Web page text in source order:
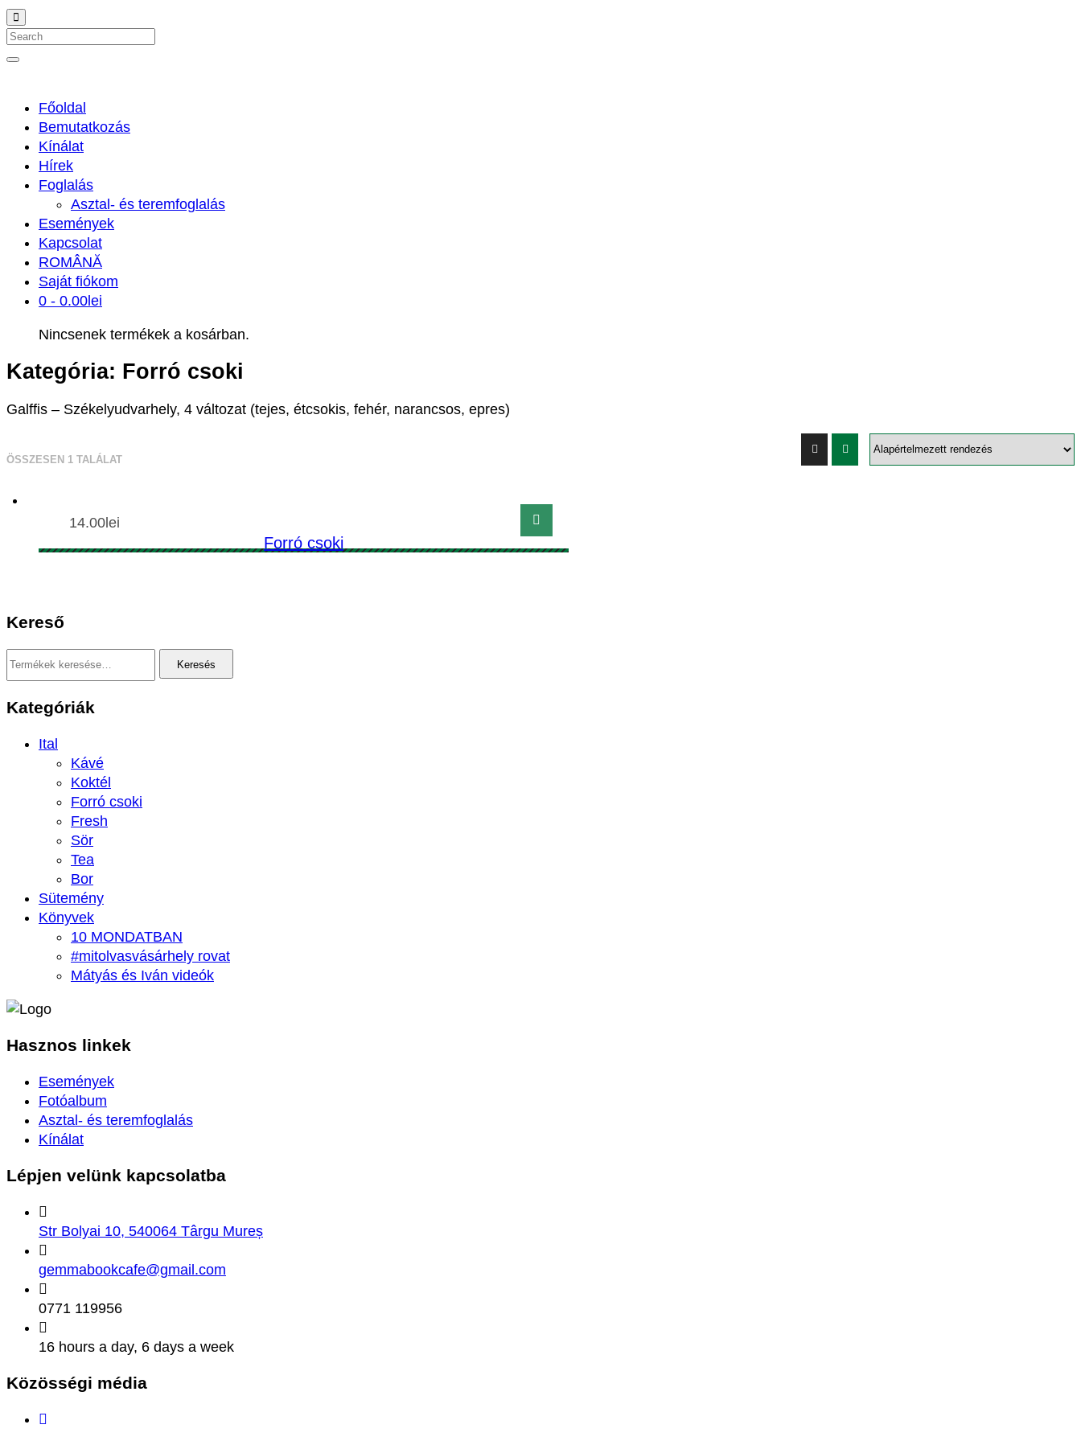
Search
Főoldal
Bemutatkozás
Kínálat
Hírek
Foglalás
Asztal- és teremfoglalás
Események
Kapcsolat
ROMÂNĂ
Saját fiókom
0 - 0.00 lei
Nincsenek termékek a kosárban.
Kategória: Forró csoki
Galffis – Székelyudvarhely, 4 változat (tejes, étcsokis, fehér, narancsos, epres)
ÖSSZESEN 1 TALÁLAT
Forró csoki
14.00lei
Kereső
Keresés
a
Keresés
Kategóriák
Ital
Kávé
Koktél
Forró csoki
Fresh
Sör
Tea
Bor
Sütemény
Könyvek
10 MONDATBAN
#mitolvasvásárhely rovat
Mátyás és Iván videók
Hasznos linkek
Események
Fotóalbum
Asztal- és teremfoglalás
Kínálat
Lépjen velünk kapcsolatba
Str Bolyai 10, 540064 Târgu Mureș
gemmabookcafe@gmail.com
0771 119956
16 hours a day, 6 days a week
Közösségi média